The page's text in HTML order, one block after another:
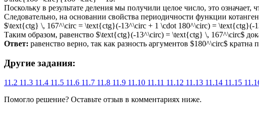
Поскольку в результате деления мы получили целое число, это
Следовательно, на основании свойства периодичности функции
$\text{ctg} \, 167^\circ = \text{ctg}(-13^\circ + 1 \cdot 180^\circ) = \text{ctg}(-
Таким образом, равенство $\text{ctg}(-13^\circ) = \text{ctg} \, 167^\circ$
Ответ: равенство верно, так как разность аргументов $180^\circ$
Другие задания:
11.2 11.3 11.4 11.5 11.6 11.7 11.8 11.9 11.10 11.11 11.12 11.13 11.14 11.15
Помогло решение? Оставьте отзыв в комментариях ниже.